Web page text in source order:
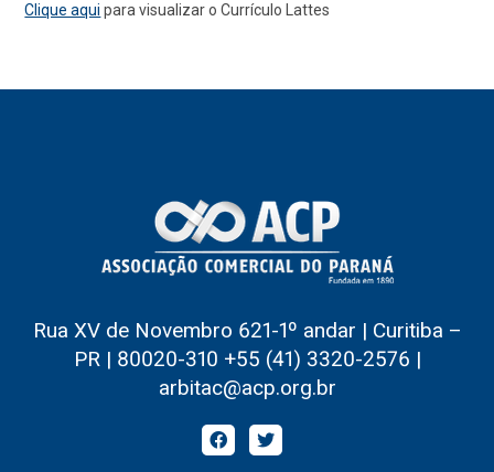
Clique aqui para visualizar o Currículo Lattes
Rua XV de Novembro 621-1º andar | Curitiba –
PR | 80020-310 +55 (41) 3320-2576 |
arbitac@acp.org.br